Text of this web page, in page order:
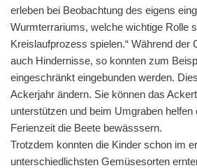
erleben bei Beobachtung des eigens
Wurmterrariums, welche wichtige Rolle
Kreislaufprozess spielen.“ Während der
auch Hindernisse, so konnten zum
eingeschränkt eingebunden werden.
Ackerjahr ändern. Sie können das
unterstützen und beim Umgraben helfen
Ferienzeit die Beete bewässsern.
Trotzdem konnten die Kinder schon im
unterschiedlichsten Gemüsesorten